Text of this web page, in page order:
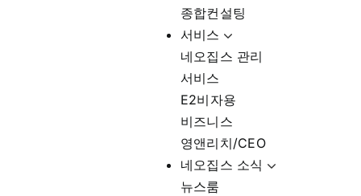
종합컨설팅
서비스
네오집스 관리
서비스
E2비자용
비즈니스
영앤리치/CEO
네오집스 소식
뉴스룸